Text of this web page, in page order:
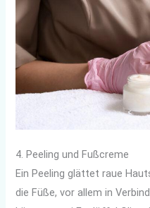
4. Peeling und Fußcreme
Ein Peeling glättet raue
die Füße, vor allem in